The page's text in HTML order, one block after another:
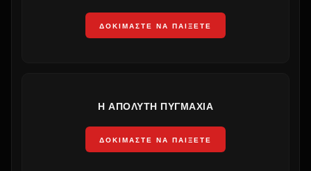
ΔΟΚΙΜΆΣΤΕ ΝΑ ΠΑΊΞΕΤΕ
Η ΑΠΌΛΥΤΗ ΠΥΓΜΑΧΊΑ
ΔΟΚΙΜΆΣΤΕ ΝΑ ΠΑΊΞΕΤΕ